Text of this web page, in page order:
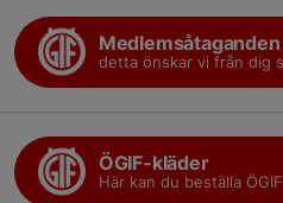
Medlemsåtaganden
detta önskar vi från dig
ÖGIF-kläder
Här kan du beställa